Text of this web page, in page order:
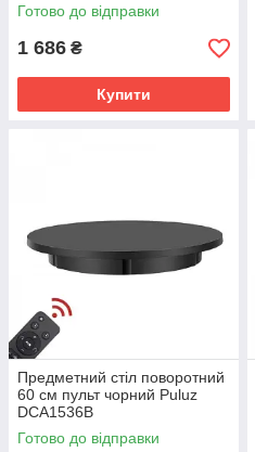
Готово до відправки
1 686 ₴
Купити
Предметний стіл поворотний
60 см пульт чорний Puluz
DCA1536B
Готово до відправки